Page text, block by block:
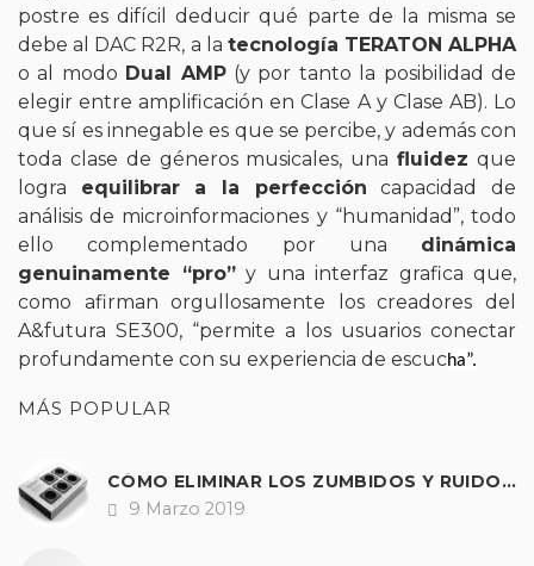
postre es difícil deducir qué parte de la misma se
debe al DAC R2R, a la tecnología TERATON ALPHA
o al modo Dual AMP(y por tanto la posibilidad de
elegir entre amplificación en Clase A y Clase AB). Lo
que sí es innegable es que se percibe, y además con
toda clase de géneros musicales, unafluidez que
logra equilibrar a la perfección capacidad de
análisis de microinformaciones y “humanidad”, todo
ello complementado por una dinámica
genuinamente “pro”y una interfaz grafica que,
como afirman orgullosamente los creadores del
A&futura SE300, “permite a los usuarios conectar
profundamente con su experiencia de escucha”.
MÁS POPULAR
CÓMO ELIMINAR LOS ZUMBIDOS Y RUIDOS DE NUESTRO EQUIPO DE SONIDO.
Fecha
9 Marzo 2019